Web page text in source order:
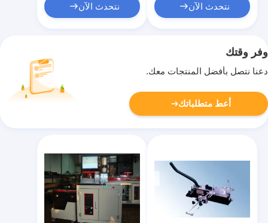
نتحدث الآن نتحدث الآن
وفر وقتك
دعنا نتصل بأفضل المنتجات معك.
أعط متطلباتك